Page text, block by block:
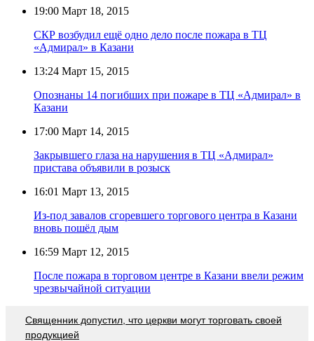
19:00 Март 18, 2015
СКР возбудил ещё одно дело после пожара в ТЦ
«Адмирал» в Казани
13:24 Март 15, 2015
Опознаны 14 погибших при пожаре в ТЦ «Адмирал» в
Казани
17:00 Март 14, 2015
Закрывшего глаза на нарушения в ТЦ «Адмирал»
пристава объявили в розыск
16:01 Март 13, 2015
Из-под завалов сгоревшего торгового центра в Казани
вновь пошёл дым
16:59 Март 12, 2015
После пожара в торговом центре в Казани ввели режим
чрезвычайной ситуации
Священник допустил, что церкви могут торговать своей
продукцией